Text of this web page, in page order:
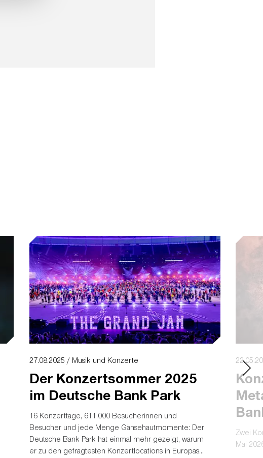
27.08.2025 / Musik und Konzerte
Der Konzertsommer 2025
im Deutsche Bank Park
16 Konzerttage, 611.000 Besucherinnen und
Besucher und jede Menge Gänsehautmomente: Der
Deutsche Bank Park hat einmal mehr gezeigt, warum
er zu den gefragtesten Konzertlocations in Europas
Zwei
Mai